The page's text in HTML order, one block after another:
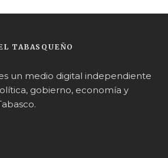
TABASQUEÑO
un medio digital independiente
gobierno, economía y